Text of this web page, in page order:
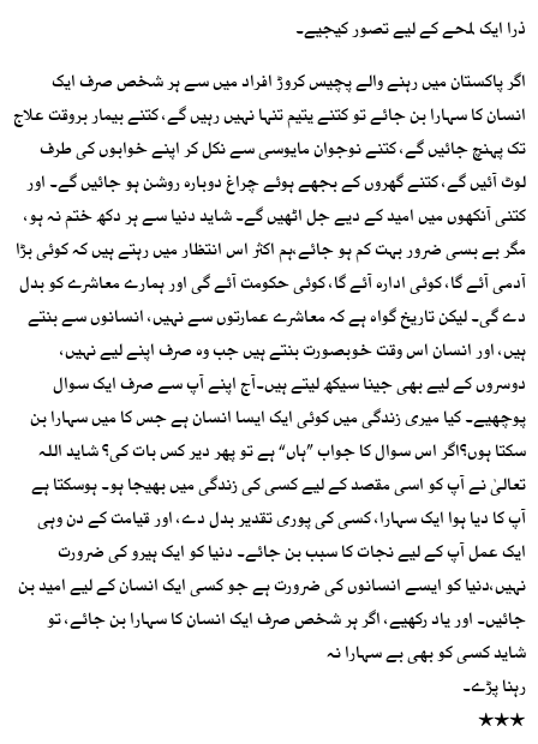
ذرا ایک لمحے کے لیے تصور کیجیے۔
اگر پاکستان میں رہنے والے پچیس کروڑ افراد میں سے ہر شخص صرف ایک
انسان کا سہارا بن جائے تو کتنے یتیم تنہا نہیں رہیں گے، کتنے بیمار بروقت علاج
تک پہنچ جائیں گے، کتنے نوجوان مایوسی سے نکل کر اپنے خوابوں کی طرف
لوٹ آئیں گے، کتنے گھروں کے بجھے ہوئے چراغ دوبارہ روشن ہو جائیں گے۔ اور
کتنی آنکھوں میں امید کے دیے جل اٹھیں گے۔ شاید دنیا سے ہر دکھ ختم نہ ہو،
مگر بے بسی ضرور بہت کم ہو جائے،ہم اکثر اس انتظار میں رہتے ہیں کہ کوئی بڑا
آدمی آئے گا، کوئی ادارہ آئے گا، کوئی حکومت آئے گی اور ہمارے معاشرے کو بدل
دے گی۔ لیکن تاریخ گواہ ہے کہ معاشرے عمارتوں سے نہیں، انسانوں سے بنتے
ہیں، اور انسان اس وقت خوبصورت بنتے ہیں جب وہ صرف اپنے لیے نہیں،
دوسروں کے لیے بھی جینا سیکھ لیتے ہیں۔آج اپنے آپ سے صرف ایک سوال
پوچھیے۔ کیا میری زندگی میں کوئی ایک ایسا انسان ہے جس کا میں سہارا بن
سکتا ہوں؟اگر اس سوال کا جواب ”ہاں“ ہے تو پھر دیر کس بات کی؟ شاید اللہ
تعالیٰ نے آپ کو اسی مقصد کے لیے کسی کی زندگی میں بھیجا ہو۔ ہوسکتا ہے
آپ کا دیا ہوا ایک سہارا، کسی کی پوری تقدیر بدل دے، اور قیامت کے دن وہی
ایک عمل آپ کے لیے نجات کا سبب بن جائے۔ دنیا کو ایک ہیرو کی ضرورت
نہیں،دنیا کو ایسے انسانوں کی ضرورت ہے جو کسی ایک انسان کے لیے امید بن
جائیں۔ اور یاد رکھیے، اگر ہر شخص صرف ایک انسان کا سہارا بن جائے، تو
شاید کسی کو بھی بے سہارا نہ
رہنا پڑے۔
٭٭٭